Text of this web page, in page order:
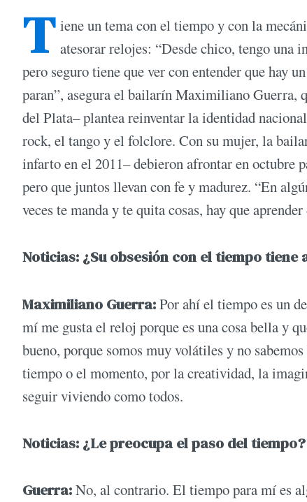
T iene un tema con el tiempo y con la
atesorar relojes: “Desde chico, tengo una
pero seguro tiene que ver con entender que hay
paran”, asegura el bailarín Maximiliano Guerra,
del Plata– plantea reinventar la identidad
rock, el tango y el folclore. Con su mujer, la
infarto en el 2011– debieron afrontar en octubre
pero que juntos llevan con fe y madurez. “En
veces te manda y te quita cosas, hay que
Noticias: ¿Su obsesión con el tiempo
Maximiliano Guerra:Por ahí el tiempo es un
mí me gusta el reloj porque es una cosa bella y
bueno, porque somos muy volátiles y no
tiempo o el momento, por la creatividad, la
seguir viviendo como todos.
Noticias: ¿Le preocupa el paso del tiempo?
Guerra:No, al contrario. El tiempo para mí es